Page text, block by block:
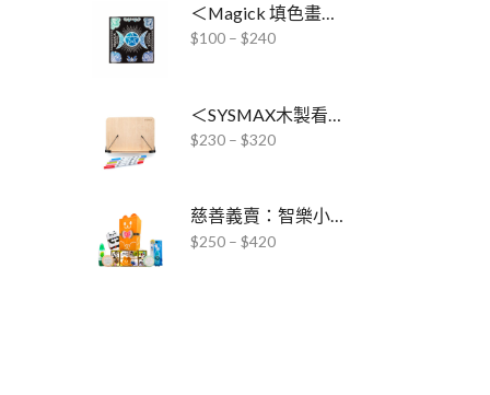
＜Magick 填色畫冊 x ABT Pro酒精毛筆＞聯乘套裝
$100 – $240
$230 – $320
慈善義賣：智樂小熊扭扭樂DIY套裝
$250 – $420